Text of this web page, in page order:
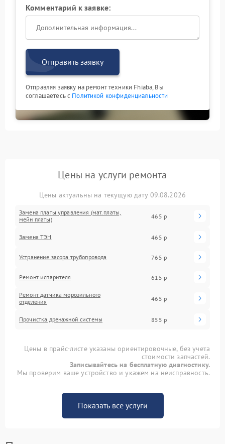
Комментарий к заявке:
Отправить заявку
Отправляя заявку на ремонт техники Fhiaba, Вы
соглашаетесь с Политикой конфиденциальности
Цены на услуги ремонта
Цены актуальны на текущую дату 09.08.2026
Замена платы управления (мат.платы,
мейн платы)
465 р
Замена ТЭН 465 р
Устранение засора трубопровода 765 р
Ремонт испарителя 615 р
Ремонт датчика морозильного
отделения
465 р
Прочистка дренажной системы 855 р
Цены в прайс-листе указаны ориентировочные, без учета
стоимости запчастей.
Записывайтесь на бесплатную диагностику.
Мы проверим ваше устройство и укажем на неисправность.
Показать все услуги